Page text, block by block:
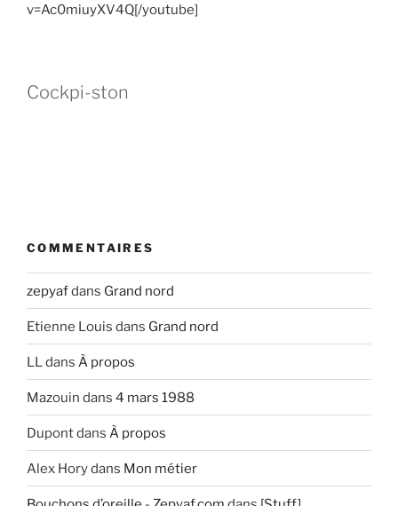
v=Ac0miuyXV4Q[/youtube]
Cockpi-ston
COMMENTAIRES
zepyafdans Grand nord
Etienne Louis dans Grand nord
LLdans À propos
Mazouin dans 4 mars 1988
Dupontdans À propos
Alex Horydans Mon métier